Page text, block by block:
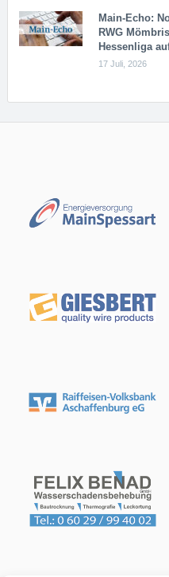
Main-Echo:
RWG
Hessenliga
17 Juli, 2026